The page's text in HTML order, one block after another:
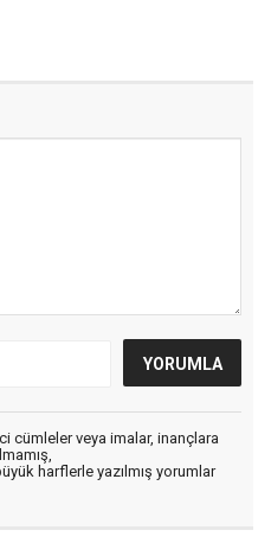
cümleler veya imalar, inançlara
harflerle yazılmış yorumlar